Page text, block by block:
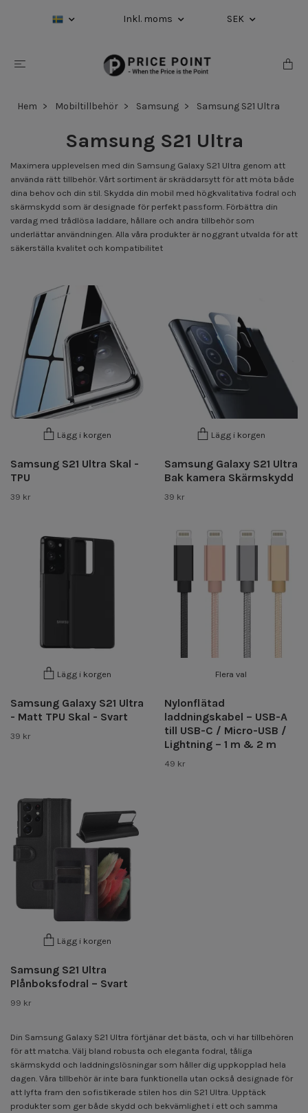
Inkl. moms SEK
Hem Mobiltillbehör Samsung Samsung S21 Ultra
Samsung S21 Ultra
Maximera upplevelsen med din Samsung Galaxy S21 Ultra genom att
använda rätt tillbehör. Vårt sortiment är skräddarsytt för att möta både
dina behov och din stil. Skydda din mobil med högkvalitativa fodral och
skärmskydd som är designade för perfekt passform. Förbättra din
vardag med trådlösa laddare, hållare och andra tillbehör som
underlättar användningen. Alla våra produkter är noggrant utvalda för att
säkerställa kvalitet och kompatibilitet
Lägg i korgen
Samsung S21 Ultra Skal -
TPU
39 kr
Lägg i korgen
Samsung Galaxy S21 Ultra
Bak kamera Skärmskydd
39 kr
Lägg i korgen
Samsung Galaxy S21 Ultra
- Matt TPU Skal - Svart
39 kr
Flera val
Nylonflätad
laddningskabel – USB-A
till USB-C / Micro-USB /
Lightning – 1 m & 2 m
49 kr
Lägg i korgen
Samsung S21 Ultra
Plånboksfodral – Svart
99 kr
Din Samsung Galaxy S21 Ultra förtjänar det bästa, och vi har tillbehören
för att matcha. Välj bland robusta och eleganta fodral, tåliga
skärmskydd och laddningslösningar som håller dig uppkopplad hela
dagen. Våra tillbehör är inte bara funktionella utan också designade för
att lyfta fram den sofistikerade stilen hos din S21 Ultra. Upptäck
produkter som ger både skydd och bekvämlighet i ett och samma